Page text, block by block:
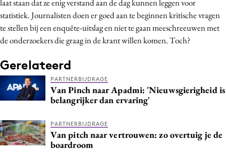
laat staan dat ze enig verstand aan de dag kunnen leggen voor
statistiek. Journalisten doen er goed aan te beginnen kritische vragen
te stellen bij een enquête-uitslag en niet te gaan meeschreeuwen met
de onderzoekers die graag in de krant willen komen. Toch?
Gerelateerd
PARTNERBIJDRAGE
Van Pinch naar Apadmi: 'Nieuwsgierigheid is
belangrijker dan ervaring'
PARTNERBIJDRAGE
Van pitch naar vertrouwen: zo overtuig je de
boardroom